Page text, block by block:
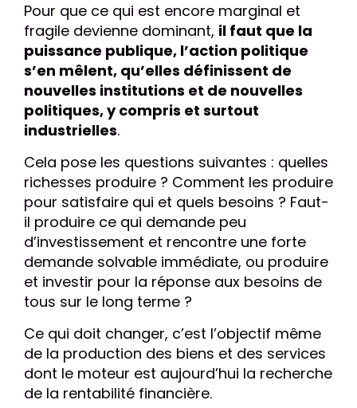
Pour que ce qui est encore marginal et
fragile devienne dominant, il faut que la
puissance publique, l’action politique
s’en mêlent, qu’elles définissent de
nouvelles institutions et de nouvelles
politiques, y compris et surtout
industrielles.
Cela pose les questions suivantes : quelles
richesses produire ? Comment les produire
pour satisfaire qui et quels besoins ? Faut-
il produire ce qui demande peu
d’investissement et rencontre une forte
demande solvable immédiate, ou produire
et investir pour la réponse aux besoins de
tous sur le long terme ?
Ce qui doit changer, c’est l’objectif même
de la production des biens et des services
dont le moteur est aujourd’hui la recherche
de la rentabilité financière.